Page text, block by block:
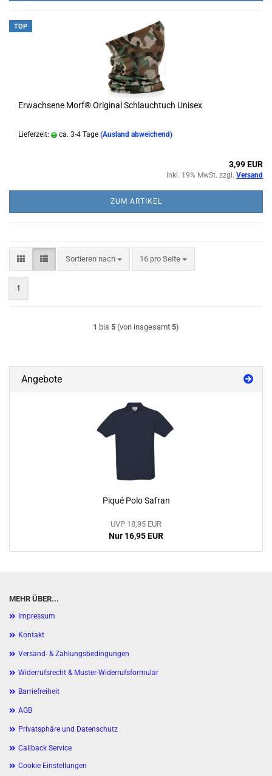
TOP
Erwachsene Morf® Original Schlauchtuch Unisex
Lieferzeit: ca. 3-4 Tage (Ausland abweichend)
3,99 EUR
inkl. 19% MwSt. zzgl. Versand
ZUM ARTIKEL
Sortieren nach
Sortieren nach 16 pro Seite
pro Seite
1
1 bis 5 (von insgesamt 5)
Angebote
Piqué Polo Safran
UVP 18,95 EUR
Nur 16,95 EUR
MEHR ÜBER...
Impressum
Kontakt
Versand- & Zahlungsbedingungen
Widerrufsrecht & Muster-Widerrufsformular
Barriefreiheit
AGB
Privatsphäre und Datenschutz
Callback Service
Cookie Einstellungen